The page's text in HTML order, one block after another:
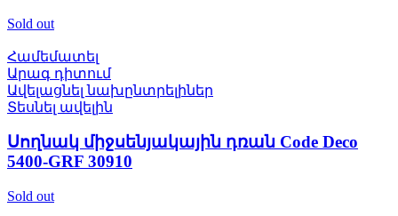
Sold out
Համեմատել
Արագ դիտում
Ավելացնել նախընտրելիներ
Տեսնել ավելին
Սողնակ միջսենյակային դռան Code Deco
5400-GRF 30910
Sold out